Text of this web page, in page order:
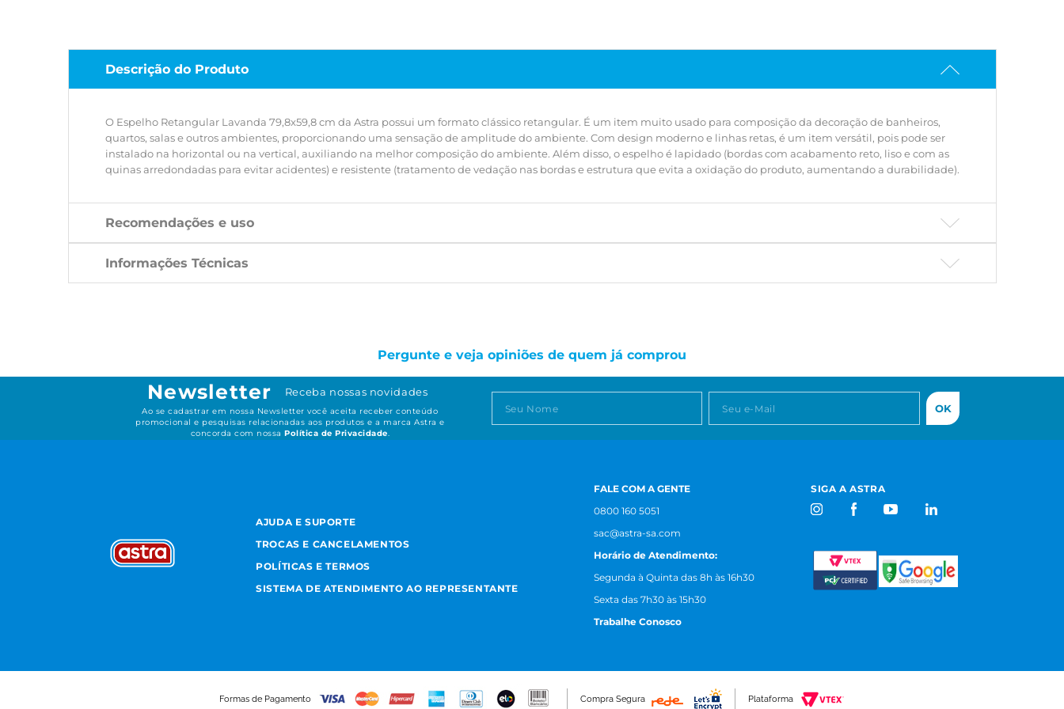
Descrição do Produto
O Espelho Retangular Lavanda 79,8x59,8 cm da Astra possui um formato clássico retangular. É um item muito usado para composição da decoração de banheiros,
quartos, salas e outros ambientes, proporcionando uma sensação de amplitude do ambiente. Com design moderno e linhas retas, é um item versátil, pois pode ser
instalado na horizontal ou na vertical, auxiliando na melhor composição do ambiente. Além disso, o espelho é lapidado (bordas com acabamento reto, liso e com as
quinas arredondadas para evitar acidentes) e resistente (tratamento de vedação nas bordas e estrutura que evita a oxidação do produto, aumentando a durabilidade).
Recomendações e uso
Informações Técnicas
Pergunte e veja opiniões de quem já comprou
Newsletter Receba nossas novidades
Ao se cadastrar em nossa Newsletter você aceita receber conteúdo
promocional e pesquisas relacionadas aos produtos e a marca Astra e
concorda com nossaPolítica de Privacidade.
OK
AJUDA E SUPORTE
TROCAS E CANCELAMENTOS
POLÍTICAS E TERMOS
SISTEMA DE ATENDIMENTO AO REPRESENTANTE
FALE COM A GENTE
0800 160 5051
sac@astra-sa.com
Horário de Atendimento:
Segunda à Quinta das 8h às 16h30
Sexta das 7h30 às 15h30
Trabalhe Conosco
SIGA A ASTRA
Formas de Pagamento Compra Segura Plataforma